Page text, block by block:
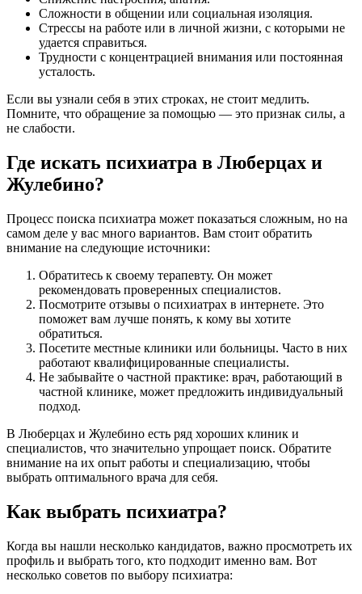
Сложности в общении или социальная изоляция.
Стрессы на работе или в личной жизни, с которыми не
удается справиться.
Трудности с концентрацией внимания или постоянная
усталость.
Если вы узнали себя в этих строках, не стоит медлить.
Помните, что обращение за помощью — это признак силы, а
не слабости.
Где искать психиатра в Люберцах и
Жулебино?
Процесс поиска психиатра может показаться сложным, но на
самом деле у вас много вариантов. Вам стоит обратить
внимание на следующие источники:
Обратитесь к своему терапевту. Он может
рекомендовать проверенных специалистов.
Посмотрите отзывы о психиатрах в интернете. Это
поможет вам лучше понять, к кому вы хотите
обратиться.
Посетите местные клиники или больницы. Часто в них
работают квалифицированные специалисты.
Не забывайте о частной практике: врач, работающий в
частной клинике, может предложить индивидуальный
подход.
В Люберцах и Жулебино есть ряд хороших клиник и
специалистов, что значительно упрощает поиск. Обратите
внимание на их опыт работы и специализацию, чтобы
выбрать оптимального врача для себя.
Как выбрать психиатра?
Когда вы нашли несколько кандидатов, важно просмотреть их
профиль и выбрать того, кто подходит именно вам. Вот
несколько советов по выбору психиатра: